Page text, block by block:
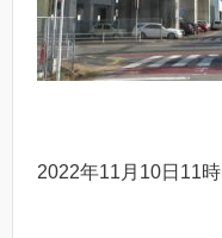
2022年11月10日11時